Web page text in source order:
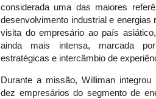
considerada uma das maiores
desenvolvimento industrial e
visita do empresário ao país
ainda mais intensa, marcada
estratégicas e intercâmbio de
Durante a missão, Williman
dez empresários do segmento de